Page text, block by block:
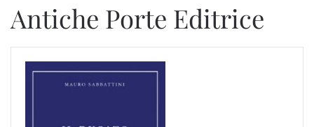
Antiche Porte Editrice